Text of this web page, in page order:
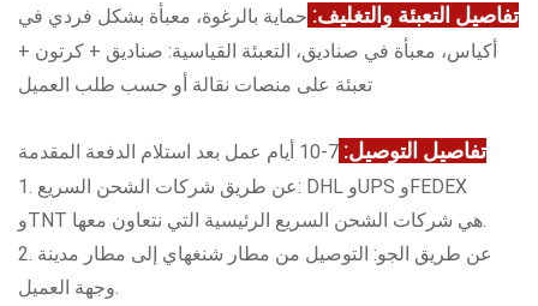
تفاصيل التعبئة والتغليف: حماية بالرغوة، معبأة بشكل فردي في
أكياس، معبأة في صناديق، التعبئة القياسية: صناديق + كرتون +
تعبئة على منصات نقالة أو حسب طلب العميل
تفاصيل التوصيل: 7-10 أيام عمل بعد استلام الدفعة المقدمة
1. عن طريق شركات الشحن السريع: DHL وUPS وFEDEX
2. عن طريق الجو: التوصيل من مطار شنغهاي إلى مطار مدينة